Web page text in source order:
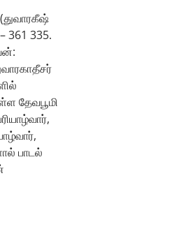
361 335.
தேவபூமி
பாடல்